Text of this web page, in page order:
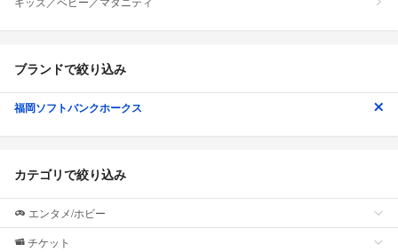
ブランドで絞り込み
福岡ソフトバンクホークス
カテゴリで絞り込み
エンタメ/ホビー
チケット